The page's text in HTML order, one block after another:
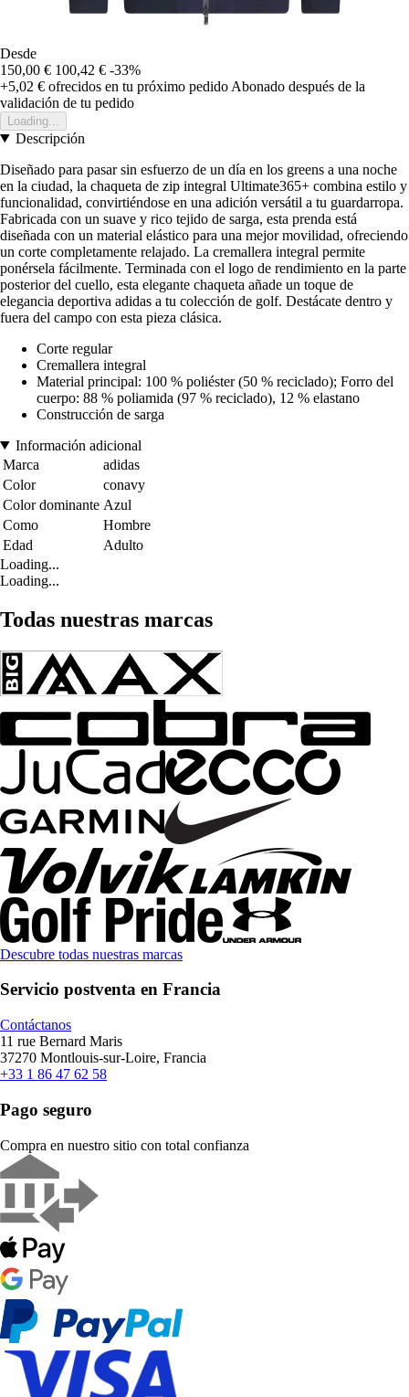
Desde
150,00 € 100,42 € -33%
+5,02 € ofrecidos en tu próximo pedido Abonado después de la
validación de tu pedido
Loading...
Descripción
Diseñado para pasar sin esfuerzo de un día en los greens a una noche
en la ciudad, la chaqueta de zip integral Ultimate365+ combina estilo y
funcionalidad, convirtiéndose en una adición versátil a tu guardarropa.
Fabricada con un suave y rico tejido de sarga, esta prenda está
diseñada con un material elástico para una mejor movilidad, ofreciendo
un corte completamente relajado. La cremallera integral permite
ponérsela fácilmente. Terminada con el logo de rendimiento en la parte
posterior del cuello, esta elegante chaqueta añade un toque de
elegancia deportiva adidas a tu colección de golf. Destácate dentro y
fuera del campo con esta pieza clásica.
Corte regular
Cremallera integral
Material principal: 100 % poliéster (50 % reciclado); Forro del
cuerpo: 88 % poliamida (97 % reciclado), 12 % elastano
Construcción de sarga
Información adicional
Marca
adidas
Color
conavy
Color dominante Azul
Como
Hombre
Edad
Adulto
Loading...
Loading...
Todas nuestras marcas
Descubre todas nuestras marcas
Servicio postventa en Francia
Contáctanos
11 rue Bernard Maris
37270 Montlouis-sur-Loire, Francia
+33 1 86 47 62 58
Pago seguro
Compra en nuestro sitio con total confianza